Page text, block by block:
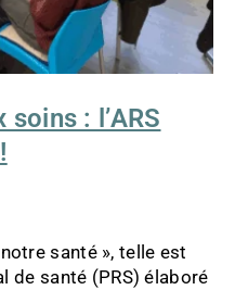
: l’ARS
santé », telle est
de santé (PRS) élaboré